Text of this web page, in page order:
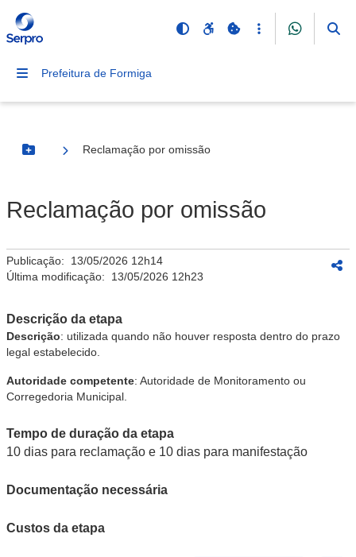
Prefeitura de Formiga
Botão Menu
Reclamação por omissão
Reclamação por omissão
Publicação: 13/05/2026 12h14
Última modificação: 13/05/2026 12h23
Descrição da etapa
Descrição: utilizada quando não houver resposta dentro do prazo
legal estabelecido.
Autoridade competente: Autoridade de Monitoramento ou
Corregedoria Municipal.
Tempo de duração da etapa
10 dias para reclamação e 10 dias para manifestação
Documentação necessária
Custos da etapa